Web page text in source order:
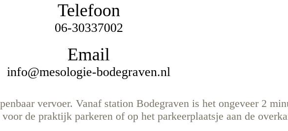
Telefoon
06-30337002
Email
info@mesologie-bodegraven.nl
vervoer. Vanaf station Bodegraven is het ongeveer 2
de praktijk parkeren of op het parkeerplaatsje aan de